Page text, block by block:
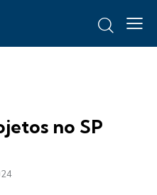
no SP